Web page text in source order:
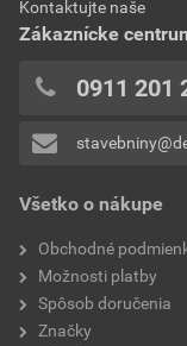
bezpečný sklon
hmotnosť 1ks
minimálny sklon
model
typ
krycia dĺžka
Pridávať
Všetko o nákupe
Obchodné
Možnosti platby
Spôsob doručenia
Značky
Kontaktujte naše
Zákaznícke
0911 201